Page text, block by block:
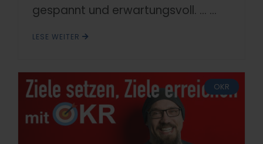
gespannt und erwartungsvoll. ... ...
LESE WEITER
OKR